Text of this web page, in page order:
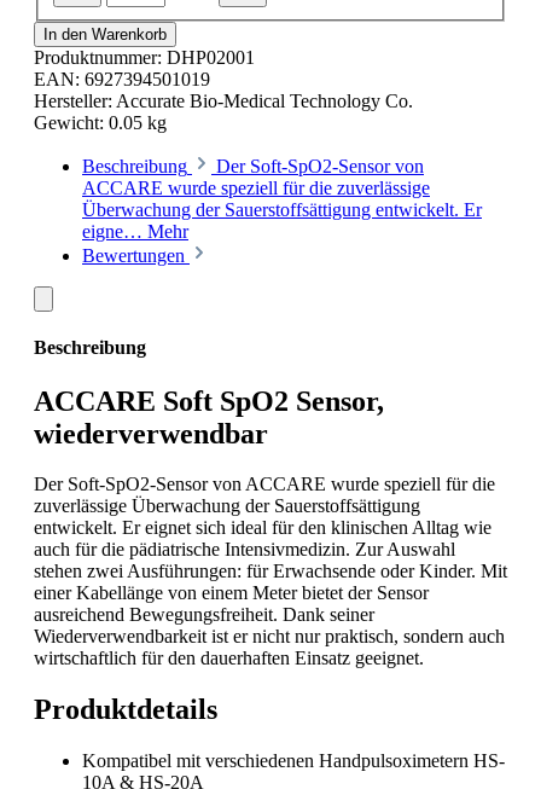
In den Warenkorb
Produktnummer: DHP02001
EAN: 6927394501019
Hersteller: Accurate Bio-Medical Technology Co.
Gewicht: 0.05 kg
Beschreibung
Der Soft-SpO2-Sensor von
ACCARE wurde speziell für die zuverlässige
Überwachung der Sauerstoffsättigung entwickelt. Er
eigne… Mehr
Bewertungen
Beschreibung
ACCARE Soft SpO2 Sensor,
wiederverwendbar
Der Soft-SpO2-Sensor von ACCARE wurde speziell für die
zuverlässige Überwachung der Sauerstoffsättigung
entwickelt. Er eignet sich ideal für den klinischen Alltag wie
auch für die pädiatrische Intensivmedizin. Zur Auswahl
stehen zwei Ausführungen: für Erwachsende oder Kinder. Mit
einer Kabellänge von einem Meter bietet der Sensor
ausreichend Bewegungsfreiheit. Dank seiner
Wiederverwendbarkeit ist er nicht nur praktisch, sondern auch
wirtschaftlich für den dauerhaften Einsatz geeignet.
Produktdetails
Kompatibel mit verschiedenen Handpulsoximetern HS-
10A & HS-20A